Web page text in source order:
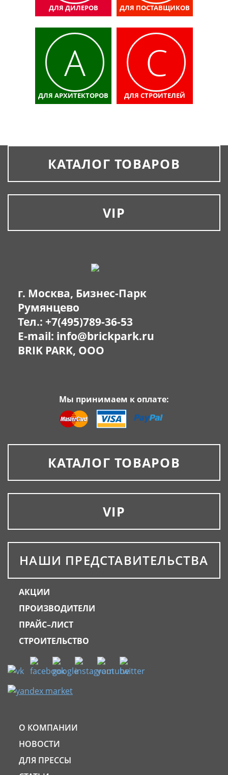
ДЛЯ ДИЛЕРОВ ДЛЯ ПОСТАВЩИКОВ
ДЛЯ АРХИТЕКТОРОВ
А
ДЛЯ СТРОИТЕЛЕЙ
С
КАТАЛОГ ТОВАРОВ
VIP
г. Москва, Бизнес-Парк
Румянцево
Тел.: +7(495)789-36-53
E-mail: info@brickpark.ru
BRIK PARK, OOO
Мы принимаем к оплате:
КАТАЛОГ ТОВАРОВ
VIP
НАШИ ПРЕДСТАВИТЕЛЬСТВА
АКЦИИ
ПРОИЗВОДИТЕЛИ
ПРАЙС–ЛИСТ
СТРОИТЕЛЬСТВО
О КОМПАНИИ
НОВОСТИ
ДЛЯ ПРЕССЫ